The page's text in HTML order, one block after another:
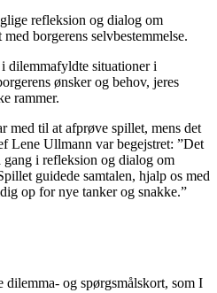
refleksion og dialog om
borgerens selvbestemmelse.
dilemmafyldte situationer i
ønsker og behov, jeres
rammer.
med til at afprøve spillet, mens det
Lene Ullmann var begejstret: ”Det
i refleksion og dialog om
guidede samtalen, hjalp os med
op for nye tanker og snakke.”
dilemma- og spørgsmålskort, som I